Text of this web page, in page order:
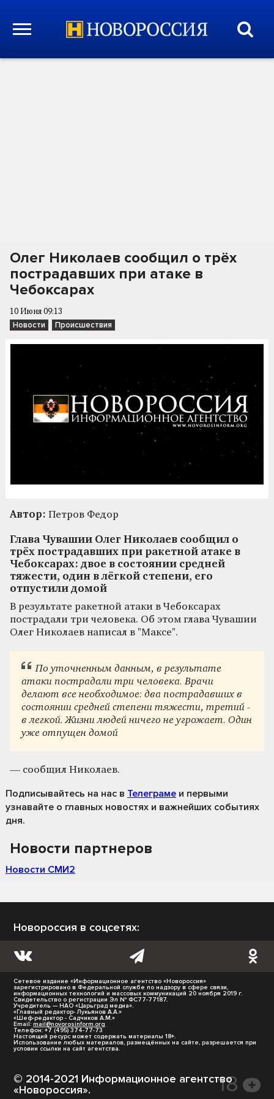
Олег Николаев сообщил о трёх
пострадавших при атаке в
Чебоксарах
10 Июня 09:13
Новости Происшествия
Автор: Петров Федор
Глава Чувашии Олег Николаев сообщил о
трёх пострадавших при ракетной атаке в
Чебоксарах: двое в состоянии средней
тяжести, один в лёгкой степени, его
отпустили домой
В результате ракетной атаки в Чебоксарах
пострадали три человека. Об этом глава Чувашии
Олег Николаев написал в "Максе".
По уточненным данным, в результате
атаки пострадали три человека. Врачи
делают все необходимое: два пострадавших в
состоянии средней степени тяжести, третий -
в легкой. Жизни людей ничего не угрожает. Один
уже отпущен домой
— сообщил Николаев.
Подписывайтесь на нас в Телеграме и первыми
узнавайте о главных новостях и важнейших событиях
дня.
Новости партнеров
Новости СМИ2
Новороссия в соцсетях:
Сетевое издание «Информационное агентство «Новороссия»
зарегистрировано в Федеральной службе по надзору в сфере связи,
информационных технологий и массовых коммуникаций 20 ноября 2019 г.
Свидетельство о регистрации Эл № ФС77-77187.
Учредитель — НАО «Царьград медиа».
«Главный редактор- Лукьянов А.А.»
«Шеф-редактор - Садчиков А.М.»
Email: mail@novorosinform.org
Телефон: +7 (495) 374-77-73
Настоящий ресурс может содержать материалы 18+.
Использование любых материалов, размещённых на сайте, разрешается при
условии ссылки на сайт агентства.
© 2014-2021 Информационное агентство
«Новороссия».